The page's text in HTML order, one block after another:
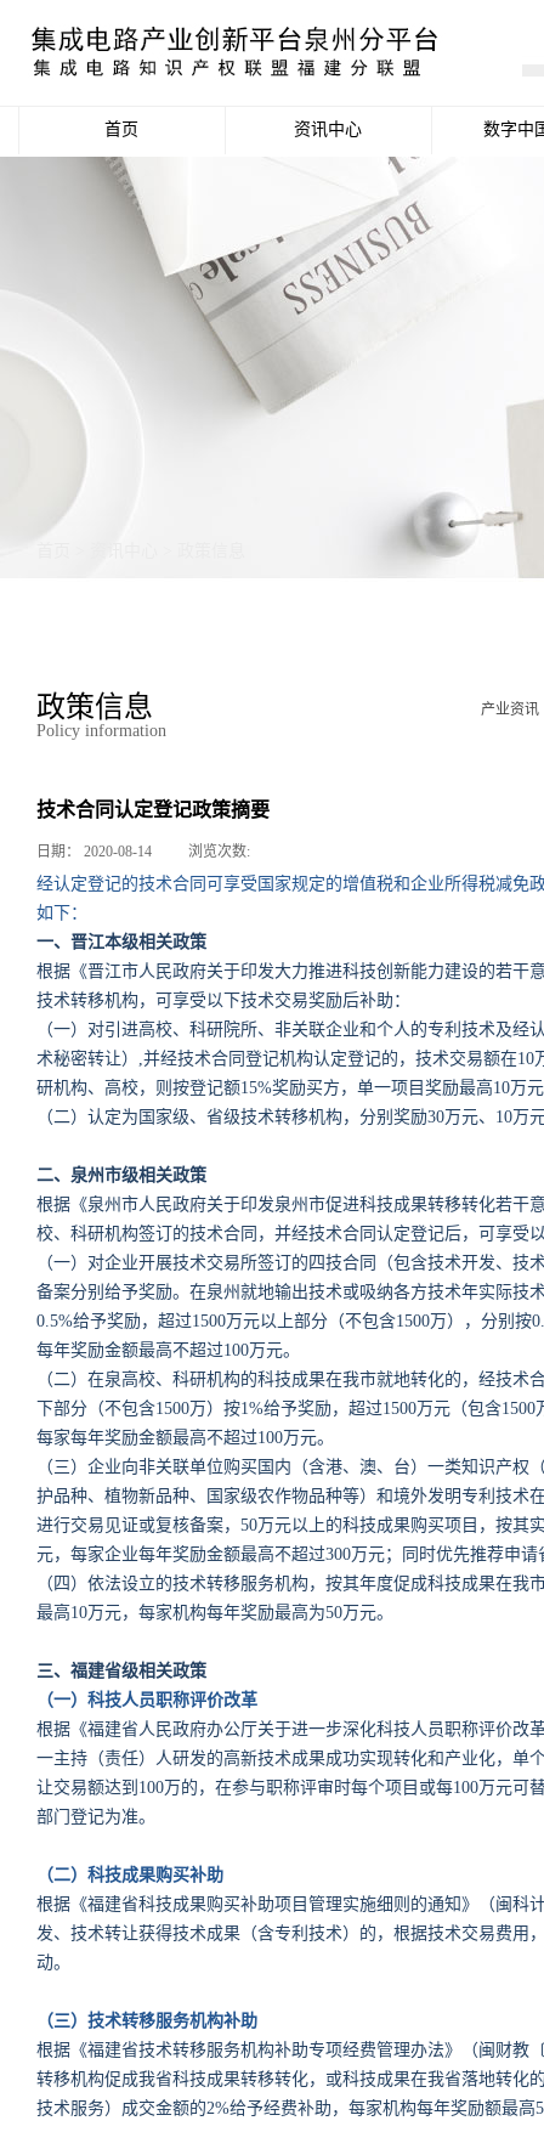
首页 资讯中心
政策信息
活动公告
数据统计分析
数字中
政策信息
Policy information
产业资讯
技术合同认定登记政策摘要
日期： 2020-08-14 浏览次数:
经认定登记的技术合同可享受国家规定的增值税和企业所得税减免
如下：
一、晋江本级相关政策
根据《晋江市人民政府关于印发大力推进科技创新能力建设的若干
技术转移机构，可享受以下技术交易奖励后补助：
（一）对引进高校、科研院所、非关联企业和个人的专利技术及
术秘密转让）,并经技术合同登记机构认定登记的，技术交易额在
研机构、高校，则按登记额15%奖励买方，单一项目奖励最高10万
（二）认定为国家级、省级技术转移机构，分别奖励30万元、10万
二、泉州市级相关政策
根据《泉州市人民政府关于印发泉州市促进科技成果转移转化若干
校、科研机构签订的技术合同，并经技术合同认定登记后，可享受
（一）对企业开展技术交易所签订的四技合同（包含技术开发、
备案分别给予奖励。在泉州就地输出技术或吸纳各方技术年实际技
0.5%给予奖励，超过1500万元以上部分（不包含1500万），分别
每年奖励金额最高不超过100万元。
（二）在泉高校、科研机构的科技成果在我市就地转化的，经技
下部分（不包含1500万）按1%给予奖励，超过1500万元（包含
每家每年奖励金额最高不超过100万元。
（三）企业向非关联单位购买国内（含港、澳、台）一类知识产
护品种、植物新品种、国家级农作物品种等）和境外发明专利技术
进行交易见证或复核备案，50万元以上的科技成果购买项目，按其
元，每家企业每年奖励金额最高不超过300万元；同时优先推荐申
（四）依法设立的技术转移服务机构，按其年度促成科技成果在
最高10万元，每家机构每年奖励最高为50万元。
三、福建省级相关政策
（一）科技人员职称评价改革
根据《福建省人民政府办公厅关于进一步深化科技人员职称评价改
一主持（责任）人研发的高新技术成果成功实现转化和产业化，单
让交易额达到100万的，在参与职称评审时每个项目或每100万元
部门登记为准。
（二）科技成果购买补助
根据《福建省科技成果购买补助项目管理实施细则的通知》（闽科
发、技术转让获得技术成果（含专利技术）的，根据技术交易费用
动。
（三）技术转移服务机构补助
根据《福建省技术转移服务机构补助专项经费管理办法》（闽财教
转移机构促成我省科技成果转移转化，或科技成果在我省落地转化
技术服务）成交金额的2%给予经费补助，每家机构每年奖励额最高